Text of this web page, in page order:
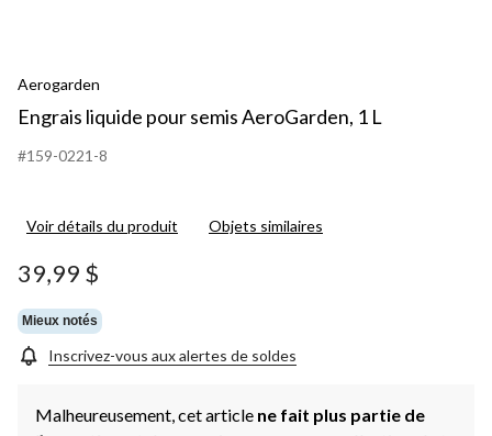
Aerogarden
Engrais liquide pour semis AeroGarden, 1 L
#159-0221-8
Voir détails du produit Objets similaires
39,99 $
Mieux notés
Inscrivez-vous aux alertes de soldes
Malheureusement, cet article ne fait plus partie de